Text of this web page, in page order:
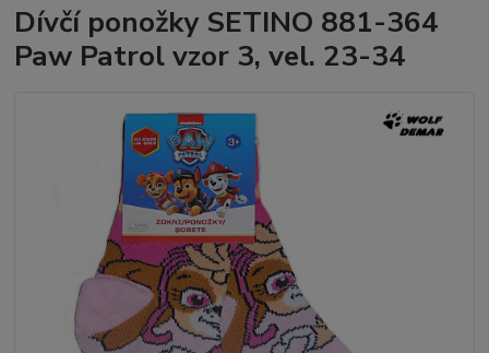
Dívčí ponožky SETINO 881-364
Paw Patrol vzor 3, vel. 23-34